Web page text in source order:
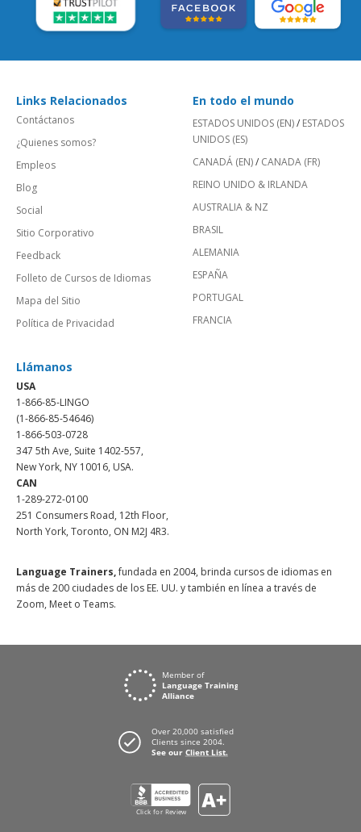
Links Relacionados
Contáctanos
¿Quienes somos?
Empleos
Blog
Social
Sitio Corporativo
Feedback
Folleto de Cursos de Idiomas
Mapa del Sitio
Política de Privacidad
En todo el mundo
ESTADOS UNIDOS (EN)/ ESTADOS
UNIDOS (ES)
CANADÁ (EN)/ CANADA (FR)
REINO UNIDO & IRLANDA
AUSTRALIA & NZ
BRASIL
ALEMANIA
ESPAÑA
PORTUGAL
FRANCIA
Llámanos
USA
1-866-85-LINGO
(1-866-85-54646)
1-866-503-0728
347 5th Ave, Suite 1402-557,
New York, NY 10016, USA.
CAN
1-289-272-0100
251 Consumers Road, 12th Floor,
North York, Toronto, ON M2J 4R3.
Language Trainers,fundada en 2004, brinda cursos de idiomas en
más de 200 ciudades de los EE. UU. y también en línea a través de
Zoom, Meet o Teams.